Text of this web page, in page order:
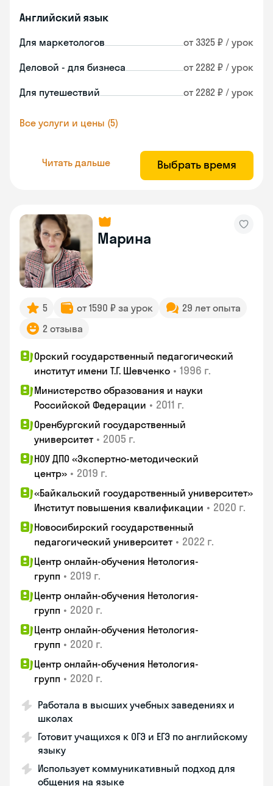
Английский язык
Для маркетологов от 3325 ₽ / урок
Деловой - для бизнеса от 2282 ₽ / урок
Для путешествий от 2282 ₽ / урок
Все услуги и цены (5)
Читать дальше Выбрать время
Марина
5 от 1590 ₽ за урок
29 лет опыта
2 отзыва
Орский государственный педагогический
институт имени Т.Г. Шевченко • 1996 г.
Министерство образования и науки
Российской Федерации • 2011 г.
Оренбургский государственный
университет • 2005 г.
НОУ ДПО «Экспертно-методический
центр» • 2019 г.
«Байкальский государственный университет»
Институт повышения квалификации • 2020 г.
Новосибирский государственный
педагогический университет • 2022 г.
Центр онлайн-обучения Нетология-
групп • 2019 г.
Центр онлайн-обучения Нетология-
групп • 2020 г.
Центр онлайн-обучения Нетология-
групп • 2020 г.
Центр онлайн-обучения Нетология-
групп • 2020 г.
Работала в высших учебных заведениях и
школах
Готовит учащихся к ОГЭ и ЕГЭ по английскому
языку
Использует коммуникативный подход для
общения на языке